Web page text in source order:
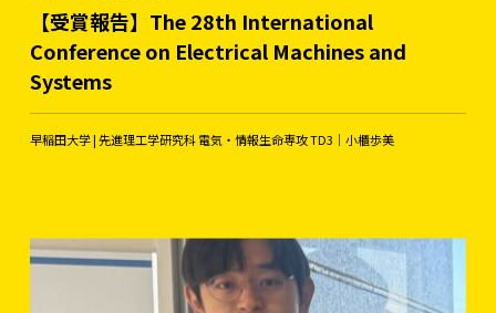
【受賞報告】The 28th International
Conference on Electrical Machines and
Systems
早稲田大学 | 先進理工学研究科 電気・情報生命専攻 TD3｜小櫃歩美